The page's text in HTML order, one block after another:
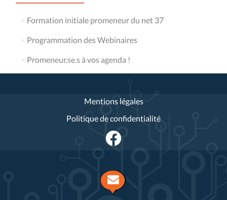
Formation initiale promeneur du net 37
Programmation des Webinaires
Promeneur.se.s à vos agenda !
Mentions légales
Politique de confidentialité